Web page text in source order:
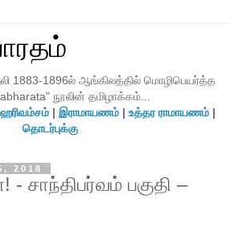
1883-1896ல் ஆங்கிலத்தில் மொழிபெயர்த்த
நூலின் தமிழாக்கம்...
ஹரிவம்சம்| இராமாயணம்| உத்தர ராமாயணம்|
தொடர்புக்கு
2018
சாந்திபர்வம் பகுதி –